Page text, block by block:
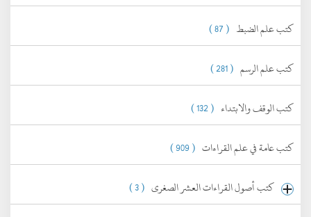
كتب علم الضبط ( 87 )
كتب علم الرسم ( 281 )
كتب الوقف والابتداء ( 132 )
كتب عامة في علم القراءات ( 909 )
كتب أصول القراءات العشر الصغرى ( 3 )